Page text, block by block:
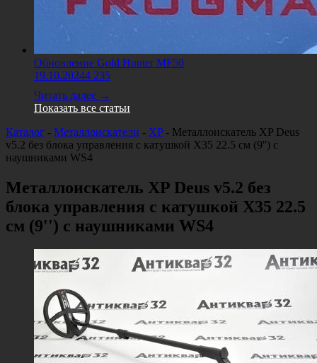
Обновление Gold Hunter MF50
19.10.20244 235
Читать далее →
Показать все статьи
Каталог - Металлоискатели - XP- Металлоискатель XP Deus
v5.2 без блока управления c катушкой X35 22.5 см (9'') с
наушниками WS4
Металлоискатель XP Deus v5.2 без
блока управления c катушкой X35 22.5
см (9'') с наушниками WS4